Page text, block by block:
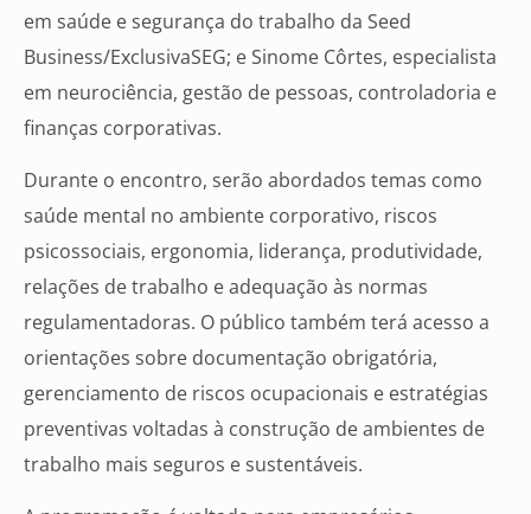
em saúde e segurança do trabalho da Seed
Business/ExclusivaSEG; e Sinome Côrtes, especialista
em neurociência, gestão de pessoas, controladoria e
finanças corporativas.
Durante o encontro, serão abordados temas como
saúde mental no ambiente corporativo, riscos
psicossociais, ergonomia, liderança, produtividade,
relações de trabalho e adequação às normas
regulamentadoras. O público também terá acesso a
orientações sobre documentação obrigatória,
gerenciamento de riscos ocupacionais e estratégias
preventivas voltadas à construção de ambientes de
trabalho mais seguros e sustentáveis.